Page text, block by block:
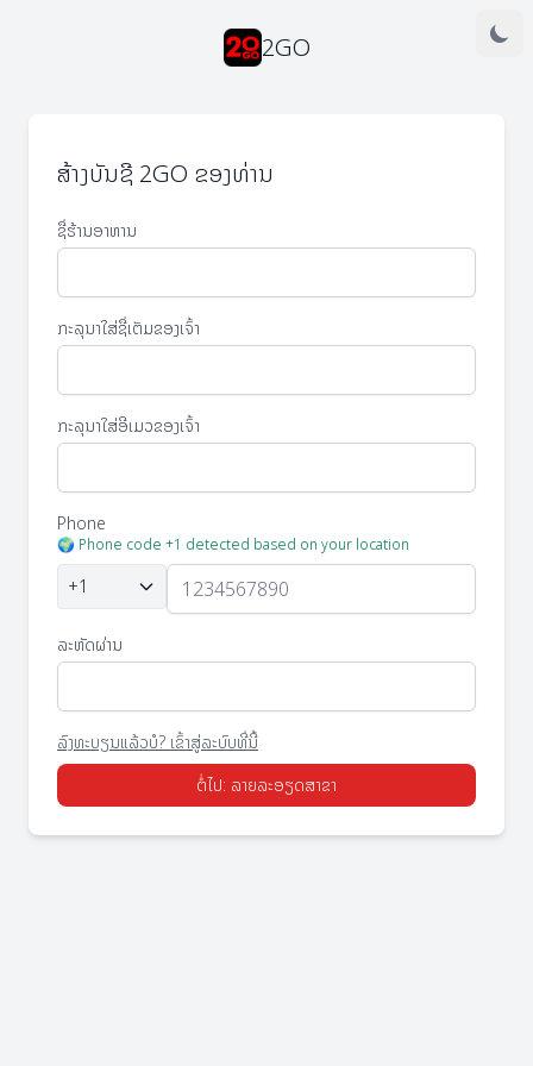
2GO
ສ້າງບັນຊີ 2GO ຂອງທ່ານ
ຊື່ຮ້ານອາຫານ
ກະລຸນາໃສ່ຊື່ເຕັມຂອງເຈົ້າ
ກະລຸນາໃສ່ອີເມວຂອງເຈົ້າ
Phone
🌍 Phone code +1 detected based on your location
+1
ລະຫັດຜ່ານ
ລົງທະບຽນແລ້ວບໍ? ເຂົ້າສູ່ລະບົບທີ່ນີ້
ຕໍ່ໄປ: ລາຍລະອຽດສາຂາ